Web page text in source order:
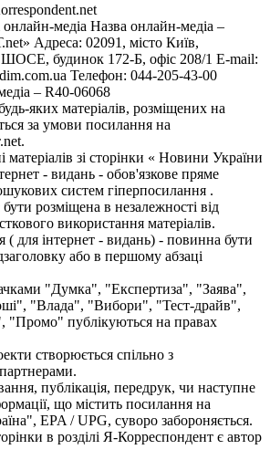
медіа Назва онлайн-медіа –
Адреса: 02091, місто Київ,
будинок 172-Б, офіс 208/1 E-mail:
Телефон: 044-205-43-00
– R40-06068
яких матеріалів, розміщених на
за умови посилання на
зі сторінки « Новини України
- видань - обов'язкове пряме
систем гіперпосилання .
розміщена в незалежності від
використання матеріалів.
( для інтернет - видань) - повинна бути
або в першому абзаці
"Думка", "Експертиза", "Заява",
"Влада", "Вибори", "Тест-драйв",
"Промо" публікуються на правах
створюється спільно з
публікація, передрук, чи наступне
що містить посилання на
EPA / UPG, суворо забороняється.
в розділі Я-Корреспондент є автор